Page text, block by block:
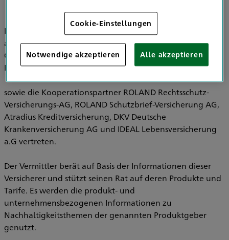
Im Bereich der Versicherungsvermittlung werden
ausschließlich die HDI Versicherung AG, HDI Global SE, HDI
Global Specialty SE, HDI Lebensversicherung AG, HDI
Pensionsfonds AG, HDI Pensionskasse AG
sowie die Kooperationspartner ROLAND Rechtsschutz-
Versicherungs-AG, ROLAND Schutzbrief-Versicherung AG,
Atradius Kreditversicherung, DKV Deutsche
Krankenversicherung AG und IDEAL Lebensversicherung
a.G vertreten.
Der Vermittler berät auf Basis der Informationen dieser
Versicherer und stützt seinen Rat auf deren Produkte und
Tarife. Es werden die produkt- und
unternehmensbezogenen Informationen zu
Nachhaltigkeitsthemen der genannten Produktgeber
genutzt.
Cookie-Einstellungen
Notwendige akzeptieren Alle akzeptieren